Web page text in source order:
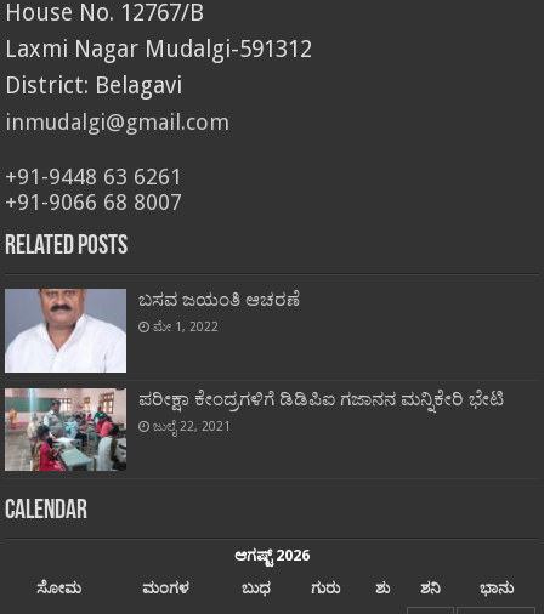
House No. 12767/B
Laxmi Nagar Mudalgi-591312
District: Belagavi
inmudalgi@gmail.com
+91-9448 63 6261
+91-9066 68 8007
Related Posts
ಬಸವ ಜಯಂತಿ ಆಚರಣೆ
ಮೇ 1, 2022
ಪರೀಕ್ಷಾ ಕೇಂದ್ರಗಳಿಗೆ ಡಿಡಿಪಿಐ ಗಜಾನನ ಮನ್ನಿಕೇರಿ ಭೇಟಿ
ಜುಲೈ 22, 2021
Calendar
ಆಗಷ್ಟ್ 2026
ಸೋಮ
ಮಂಗಳ ಬುಧ ಗುರು ಶು ಶನಿ
ಭಾನು